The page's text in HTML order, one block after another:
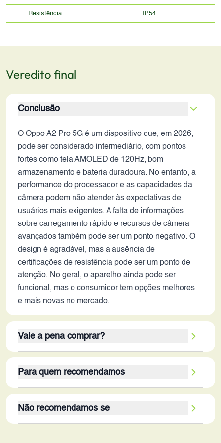
Resistência IP54
Veredito final
Conclusão
O Oppo A2 Pro 5G é um dispositivo que, em 2026,
pode ser considerado intermediário, com pontos
fortes como tela AMOLED de 120Hz, bom
armazenamento e bateria duradoura. No entanto, a
performance do processador e as capacidades da
câmera podem não atender às expectativas de
usuários mais exigentes. A falta de informações
sobre carregamento rápido e recursos de câmera
avançados também pode ser um ponto negativo. O
design é agradável, mas a ausência de
certificações de resistência pode ser um ponto de
atenção. No geral, o aparelho ainda pode ser
funcional, mas o consumidor tem opções melhores
e mais novas no mercado.
Vale a pena comprar?
em 2026, ele ainda pode ser uma opção viável para
usuários com necessidades básicas, mas com
120Hz, o amplo armazenamento interno e a bateria
de longa duração. No entanto, a performance do
Para quem recomendamos
usuários que buscam um smartphone com bom
custo-benefício e priorizam tela de qualidade e
Não recomendamos se